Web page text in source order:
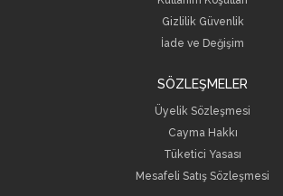
Gizlilik Güvenlik
İade ve Değişim
SÖZLEŞMELER
Üyelik Sözleşmesi
Cayma Hakkı
Tüketici Yasası
Mesafeli Satış Sözleşmesi